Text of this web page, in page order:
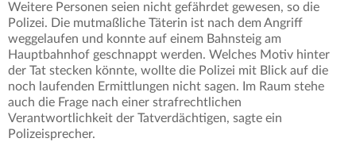
Weitere Personen seien nicht gefährdet gewesen, so die
Polizei. Die mutmaßliche Täterin ist nach dem Angriff
weggelaufen und konnte auf einem Bahnsteig am
Hauptbahnhof geschnappt werden. Welches Motiv hinter
der Tat stecken könnte, wollte die Polizei mit Blick auf die
noch laufenden Ermittlungen nicht sagen. Im Raum stehe
auch die Frage nach einer strafrechtlichen
Verantwortlichkeit der Tatverdächtigen, sagte ein
Polizeisprecher.